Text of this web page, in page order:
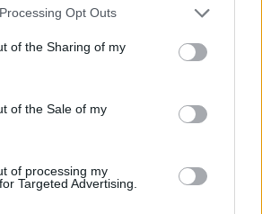
website/app uses one or more Google
or usage behaviour. You may click to
to Google and its third-party tags to
specified purposes in below Google
Opt Outs
of the Sharing of my
of the Sale of my
of processing my
Targeted Advertising.
: A négy évszak. Igaz túlzottan
művészetében, de a nyáron elég
és ott sokat hallgattam
Ezek nagyon
van Vivalditól?
de mindig szívesen